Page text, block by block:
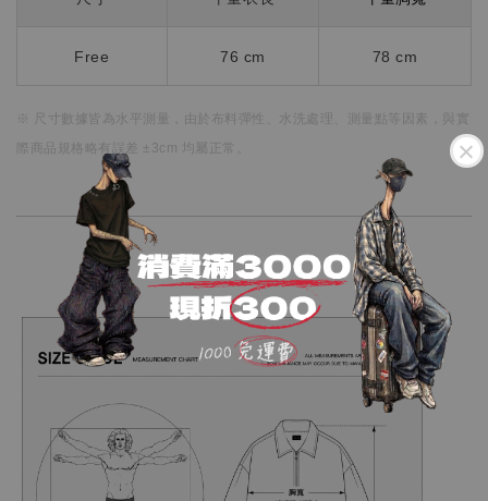
Free 76 cm 78 cm
※ 尺寸數據皆為水平測量， 由於布料彈性、水洗處理、測量點等因素，
與實
際商品規格略有誤差 ±3cm 均屬正常。